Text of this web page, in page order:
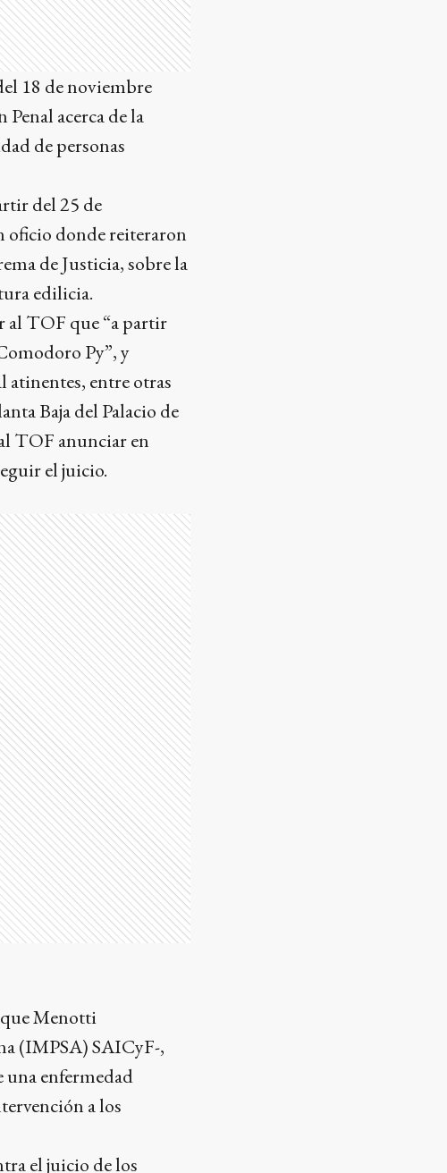
18 de noviembre
acerca de la
de personas
del 25 de
oficio donde reiteraron
de Justicia, sobre la
edilicia.
al TOF que “a partir
Py”, y
atinentes, entre otras
Baja del Palacio de
TOF anunciar en
el juicio.
Menotti
(IMPSA) SAICyF-,
una enfermedad
a los
el juicio de los